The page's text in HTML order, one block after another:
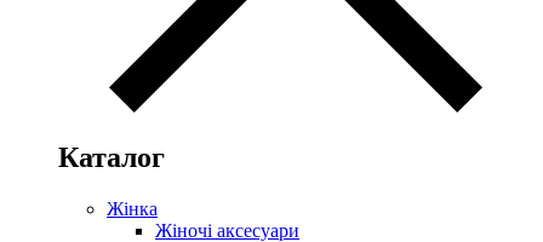
Каталог
Жінка
Жіночі аксесуари